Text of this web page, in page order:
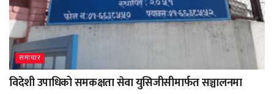
समाचार
विदेशी उपाधिको समकक्षता सेवा युसिजीसीमार्फत सञ्चालनमा